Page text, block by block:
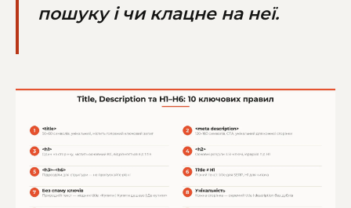
пошуку і чи клацне на неї.